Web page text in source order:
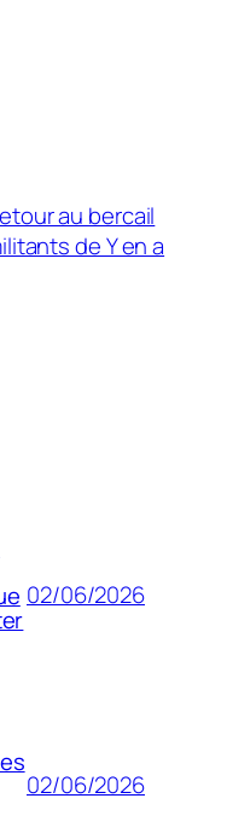
au bercail
de Y en a
02/06/2026
02/06/2026